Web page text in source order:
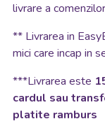
livrare a
** Livrarea in
mici care incap in
***Livrarea este
cardul sau
platite ramburs